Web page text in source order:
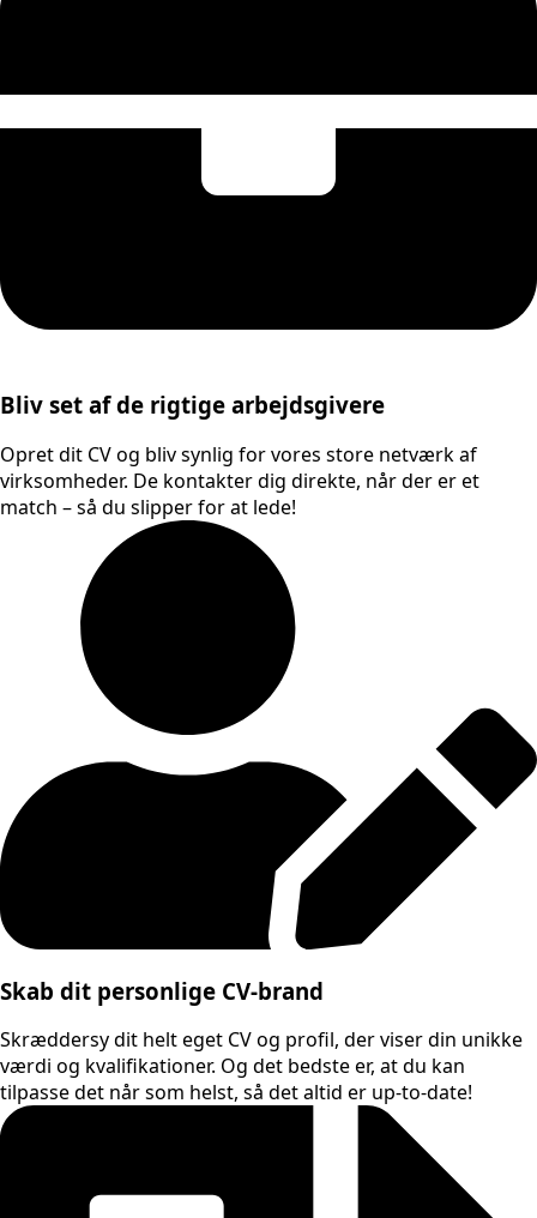
Bliv set af de rigtige arbejdsgivere
Opret dit CV og bliv synlig for vores store netværk af
virksomheder. De kontakter dig direkte, når der er et
match – så du slipper for at lede!
Skab dit personlige CV-brand
Skræddersy dit helt eget CV og profil, der viser din unikke
værdi og kvalifikationer. Og det bedste er, at du kan
tilpasse det når som helst, så det altid er up-to-date!